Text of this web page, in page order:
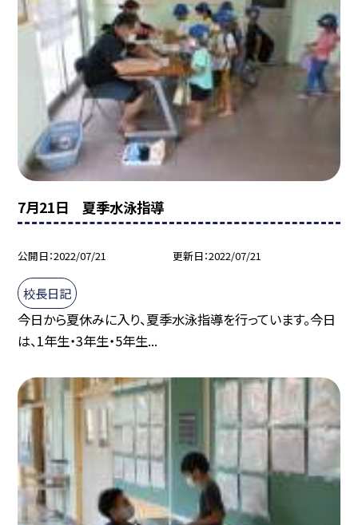
7月21日 夏季水泳指導
公開日 2022/07/21 更新日 2022/07/21
校長日記
今日から夏休みに入り、夏季水泳指導を行っています。今日
は、1年生・3年生・5年生...